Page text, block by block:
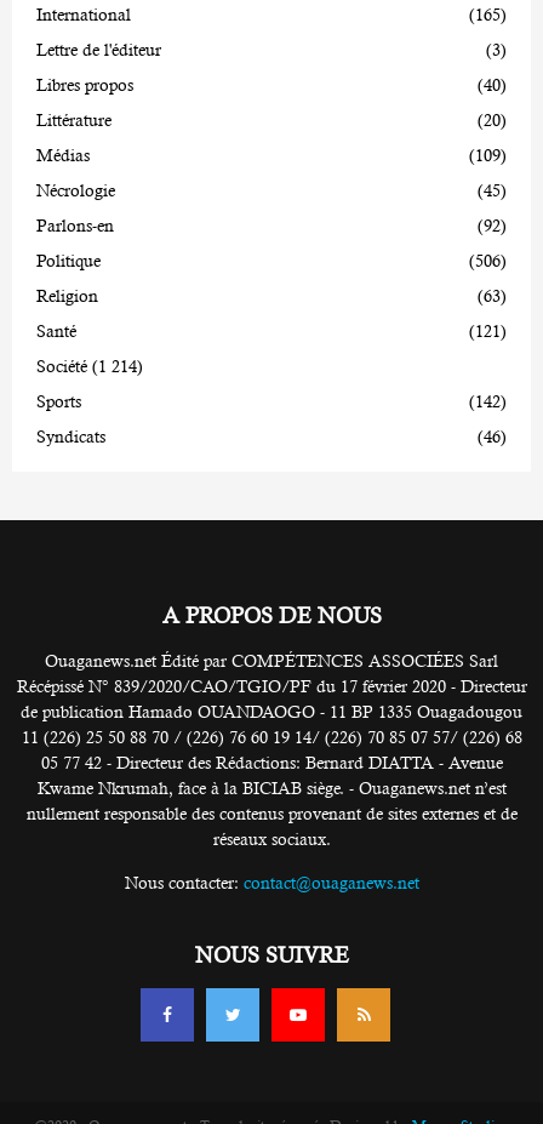
International
(165)
Lettre de l'éditeur
(3)
Libres propos
(40)
Littérature
(20)
Médias
(109)
Nécrologie
(45)
Parlons-en
(92)
Politique
(506)
Religion
(63)
Santé
(121)
Société (1 214)
Sports
(142)
Syndicats
(46)
A PROPOS DE NOUS
Ouaganews.net Édité par COMPÉTENCES ASSOCIÉES Sarl
Récépissé N° 839/2020/CAO/TGIO/PF du 17 février 2020 - Directeur
de publication Hamado OUANDAOGO - 11 BP 1335 Ouagadougou
11 (226) 25 50 88 70 / (226) 76 60 19 14/ (226) 70 85 07 57/ (226) 68
05 77 42 - Directeur des Rédactions: Bernard DIATTA - Avenue
Kwame Nkrumah, face à la BICIAB siège. - Ouaganews.net n’est
nullement responsable des contenus provenant de sites externes et de
réseaux sociaux.
Nous contacter: contact@ouaganews.net
NOUS SUIVRE